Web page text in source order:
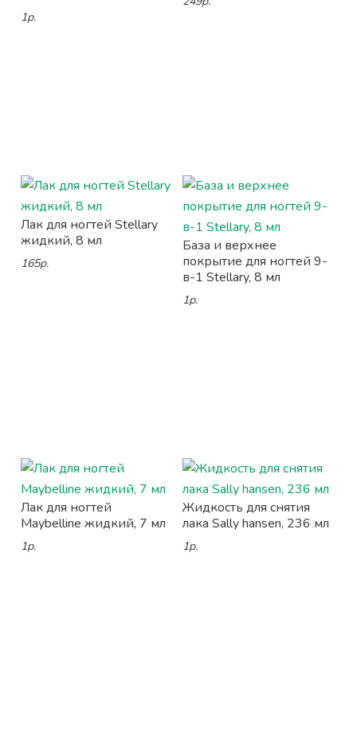
1р.
Лак для ногтей Stellary
жидкий, 8 мл
165р.
База и верхнее
покрытие для ногтей 9-
в-1 Stellary, 8 мл
1р.
Лак для ногтей
Maybelline жидкий, 7 мл
1р.
Жидкость для снятия
лака Sally hansen, 236 мл
1р.